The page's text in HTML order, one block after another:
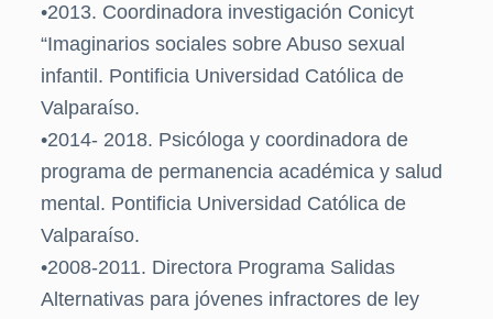
•2013. Coordinadora investigación Conicyt
“Imaginarios sociales sobre Abuso sexual
infantil. Pontificia Universidad Católica de
Valparaíso.
•2014- 2018. Psicóloga y coordinadora de
programa de permanencia académica y salud
mental. Pontificia Universidad Católica de
Valparaíso.
•2008-2011. Directora Programa Salidas
Alternativas para jóvenes infractores de ley